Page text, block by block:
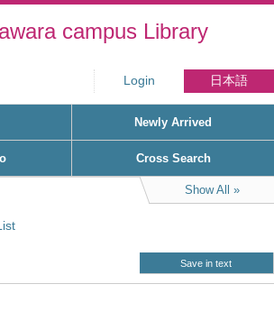
campus Library
Login 日本語
Newly Arrived
Cross Search
Show All
Save in text